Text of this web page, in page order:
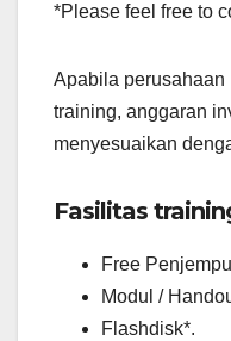
*Please feel free to
Apabila perusahaan
training, anggaran
menyesuaikan
Fasilitas
Free
Modul /
Flashdisk*.